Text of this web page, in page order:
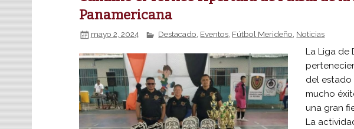
Panamericana
mayo 2, 2024 Destacado, Eventos, Fútbol Merideño, Noticias
La Liga de
del estado
mucho
una gran
La